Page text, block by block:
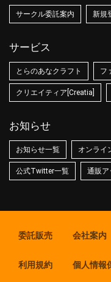
サークル委託案内 新規
サービス
とらのあなクラフト フ
クリエイティア[Creatia]
お知らせ
お知らせ一覧 オンライ
公式Twitter一覧 通販ア
委託販売 会社案内
利用規約 個人情報